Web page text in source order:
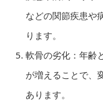
などの関節疾患や
ります。
軟骨の劣化：年齢
が増えることで、
あります。